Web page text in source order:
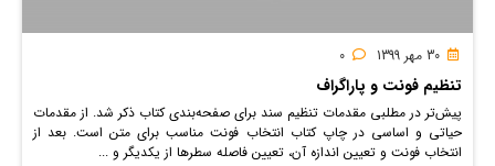
تنظیم فونت و پاراگراف
پیش‌تر در مطلبی مقدمات تنظیم سند برای صفحه‌بندی کتاب ذکر شد. از مقدمات
حیاتی و اساسی در چاپ کتاب انتخاب فونت مناسب برای متن است. بعد از
انتخاب فونت و تعیین اندازه آن، تعیین فاصله‌ سطرها از یکدیگر و ...